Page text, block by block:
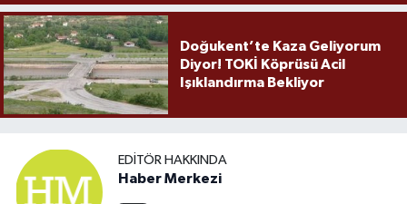
Doğukent’te Kaza Geliyorum
Diyor! TOKİ Köprüsü Acil
Işıklandırma Bekliyor
EDITÖR HAKKINDA
Haber Merkezi